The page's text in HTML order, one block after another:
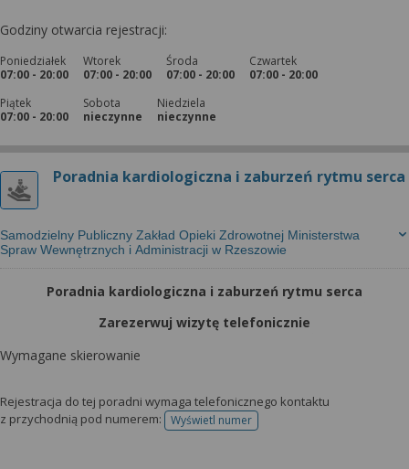
Godziny otwarcia rejestracji:
Poniedziałek
07:00 - 20:00
Wtorek
07:00 - 20:00
Środa
07:00 - 20:00
Czwartek
07:00 - 20:00
Piątek
07:00 - 20:00
Sobota
nieczynne
Niedziela
nieczynne
Poradnia kardiologiczna i zaburzeń rytmu serca
Samodzielny Publiczny Zakład Opieki Zdrowotnej Ministerstwa
Spraw Wewnętrznych i Administracji w Rzeszowie
Poradnia kardiologiczna i zaburzeń rytmu serca
Zarezerwuj wizytę telefonicznie
Wymagane skierowanie
Rejestracja do tej poradni wymaga telefonicznego kontaktu
z przychodnią pod numerem:
Wyświetl numertelefonu do rejestracji